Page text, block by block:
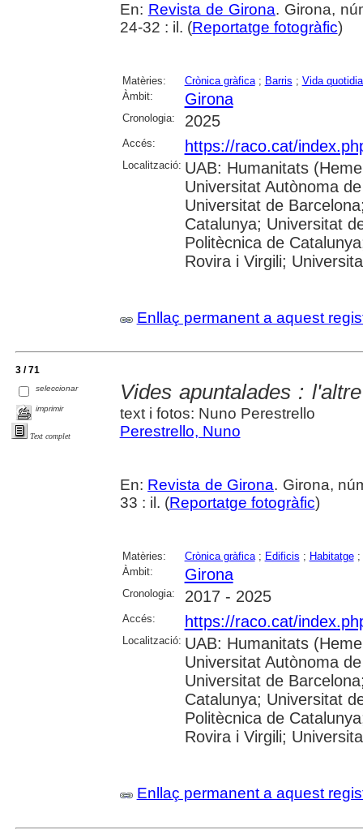
En: Revista de Girona. Girona,
24-32 : il. (Reportatge fotogràfic)
Matèries: Crònica gràfica; Barris ; Vida
Àmbit:
Girona
Cronologia: 2025
Accés: https://raco.cat/
Localització: UAB: Humanitats
Universitat Autònoma
Universitat de
Catalunya; Universitat
Politècnica de
Rovira i Virgili;
Enllaç permanent a aquest
3 / 71
seleccionar
imprimir
Text complet
Vides apuntalades :
text i fotos: Nuno Perestrello
Perestrello, Nuno
En: Revista de Girona. Girona,
33 : il. (Reportatge fotogràfic)
Matèries: Crònica gràfica; Edificis ; Habitatge;
Àmbit:
Girona
Cronologia: 2017 - 2025
Accés: https://raco.cat/
Localització: UAB: Humanitats
Universitat Autònoma
Universitat de
Catalunya; Universitat
Politècnica de
Rovira i Virgili;
Enllaç permanent a aquest